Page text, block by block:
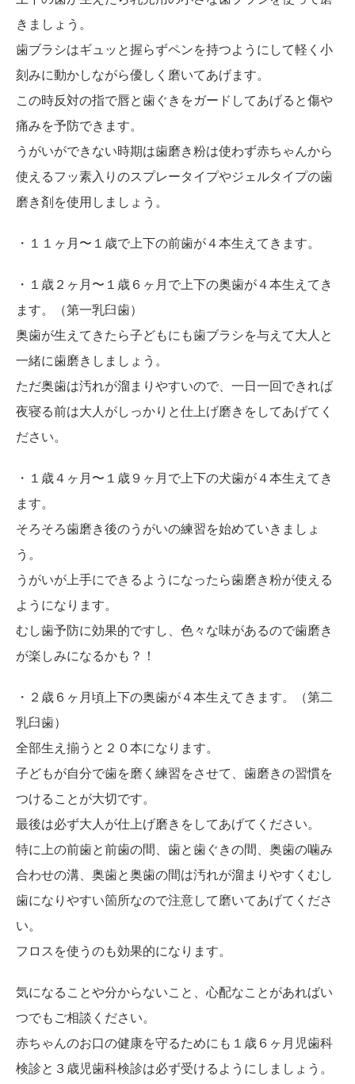
きましょう。
歯ブラシはギュッと握らずペンを持つようにして軽く小
刻みに動かしながら優しく磨いてあげます。
この時反対の指で唇と歯ぐきをガードしてあげると傷や
痛みを予防できます。
うがいができない時期は歯磨き粉は使わず赤ちゃんから
使えるフッ素入りのスプレータイプやジェルタイプの歯
磨き剤を使用しましょう。
・１１ヶ月〜１歳で上下の前歯が４本生えてきます。
・１歳２ヶ月〜１歳６ヶ月で上下の奥歯が４本生えてき
ます。（第一乳臼歯）
奥歯が生えてきたら子どもにも歯ブラシを与えて大人と
一緒に歯磨きしましょう。
ただ奥歯は汚れが溜まりやすいので、一日一回できれば
夜寝る前は大人がしっかりと仕上げ磨きをしてあげてく
ださい。
・１歳４ヶ月〜１歳９ヶ月で上下の犬歯が４本生えてき
ます。
そろそろ歯磨き後のうがいの練習を始めていきましょ
う。
うがいが上手にできるようになったら歯磨き粉が使える
ようになります。
むし歯予防に効果的ですし、色々な味があるので歯磨き
が楽しみになるかも？！
・２歳６ヶ月頃上下の奥歯が４本生えてきます。（第二
乳臼歯）
全部生え揃うと２０本になります。
子どもが自分で歯を磨く練習をさせて、歯磨きの習慣を
つけることが大切です。
最後は必ず大人が仕上げ磨きをしてあげてください。
特に上の前歯と前歯の間、歯と歯ぐきの間、奥歯の噛み
合わせの溝、奥歯と奥歯の間は汚れが溜まりやすくむし
歯になりやすい箇所なので注意して磨いてあげてくださ
い。
フロスを使うのも効果的になります。
気になることや分からないこと、心配なことがあればい
つでもご相談ください。
赤ちゃんのお口の健康を守るためにも１歳６ヶ月児歯科
検診と３歳児歯科検診は必ず受けるようにしましょう。